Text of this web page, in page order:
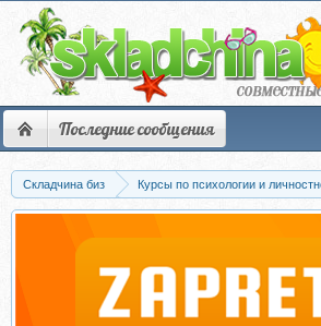
Последние сообщения
Складчина биз Курсы по психологии и